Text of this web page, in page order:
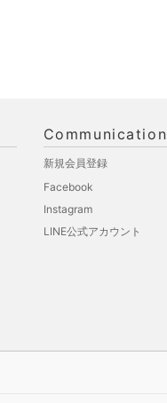
Communication
新規会員登録
Facebook
Instagram
LINE公式アカウント